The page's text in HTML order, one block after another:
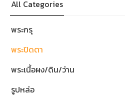
All Categories
พระกรุ
พระปิดตา
พระเนื้อผง/ดิน/ว่าน
รูปหล่อ